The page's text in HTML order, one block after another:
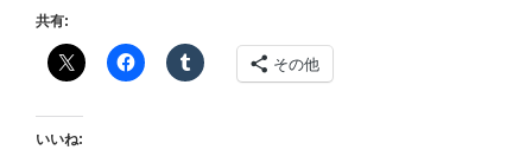
共有:
その他
いいね: